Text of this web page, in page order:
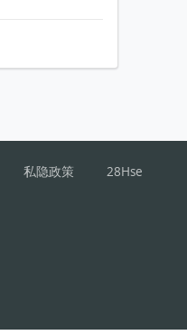
私隐政策 28Hse